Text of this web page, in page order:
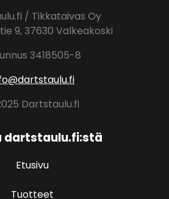
/ Tikkataivas Oy
9, 37630 Valkeakoski
3418505-8
Dartstaulu.fi
dartstaulu.fi:stä
Etusivu
Tuotteet